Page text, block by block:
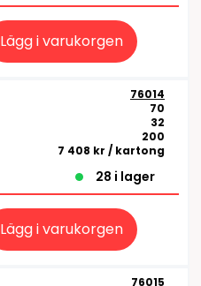
Lägg i varukorgen
76014
70
32
200
7 408 kr / kartong
28 i lager
Lägg i varukorgen
76015